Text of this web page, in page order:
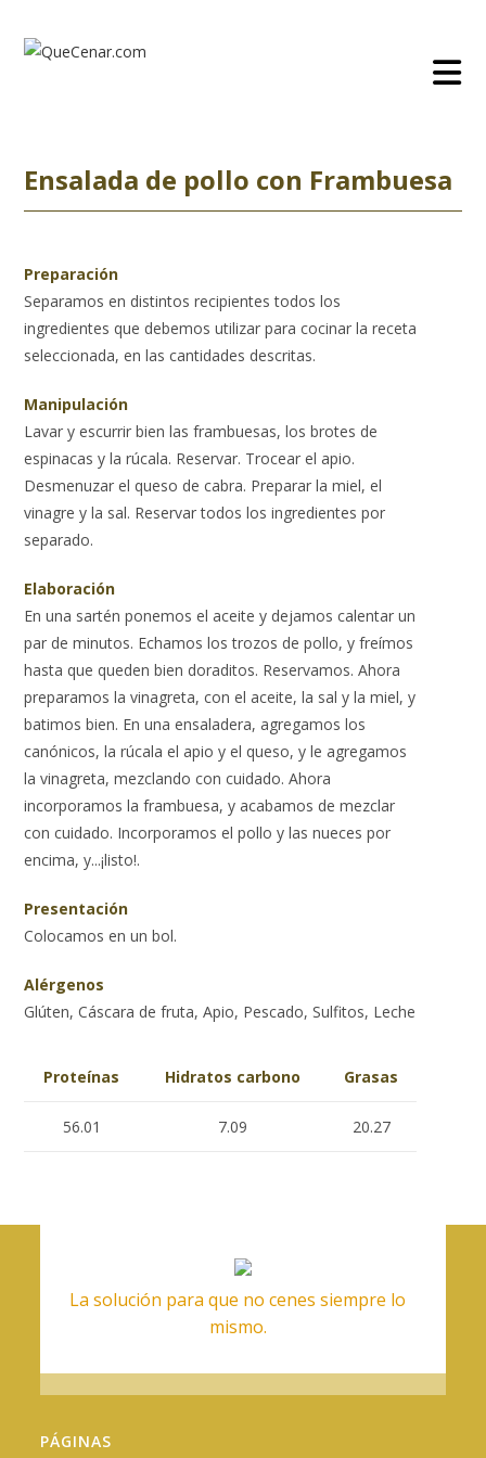
contenido
Ensalada de pollo con Frambuesa
Preparación
Separamos en distintos recipientes todos los
ingredientes que debemos utilizar para cocinar la receta
seleccionada, en las cantidades descritas.
Manipulación
Lavar y escurrir bien las frambuesas, los brotes de
espinacas y la rúcala. Reservar. Trocear el apio.
Desmenuzar el queso de cabra. Preparar la miel, el
vinagre y la sal. Reservar todos los ingredientes por
separado.
Elaboración
En una sartén ponemos el aceite y dejamos calentar un
par de minutos. Echamos los trozos de pollo, y freímos
hasta que queden bien doraditos. Reservamos. Ahora
preparamos la vinagreta, con el aceite, la sal y la miel, y
batimos bien. En una ensaladera, agregamos los
canónicos, la rúcala el apio y el queso, y le agregamos
la vinagreta, mezclando con cuidado. Ahora
incorporamos la frambuesa, y acabamos de mezclar
con cuidado. Incorporamos el pollo y las nueces por
encima, y...¡listo!.
Presentación
Colocamos en un bol.
Alérgenos
Glúten, Cáscara de fruta, Apio, Pescado, Sulfitos, Leche
Proteínas Hidratos carbono Grasas
56.01 7.09 20.27
La solución para que no cenes siempre lo
mismo.
PÁGINAS